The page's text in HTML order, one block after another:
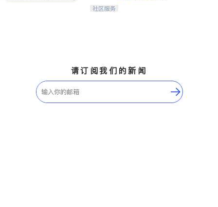
连接家长与社会，赋能孩子与下一代，
社区服务
请订阅我们的新闻